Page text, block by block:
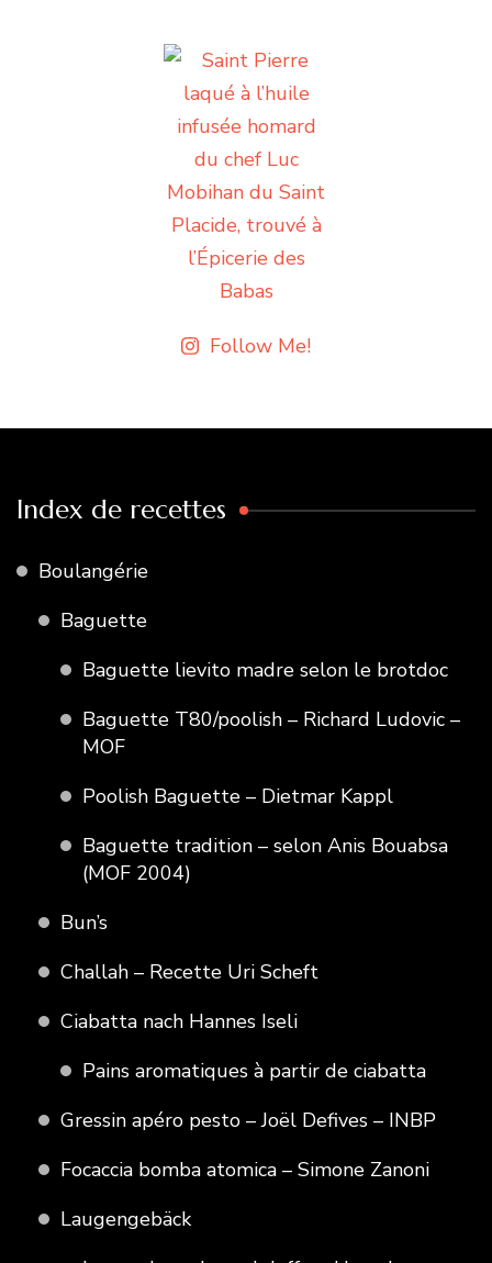
Follow Me!
Index de recettes
Boulangérie
Baguette
Baguette lievito madre selon le brotdoc
Baguette T80/poolish – Richard Ludovic –
MOF
Poolish Baguette – Dietmar Kappl
Baguette tradition – selon Anis Bouabsa
(MOF 2004)
Bun’s
Challah – Recette Uri Scheft
Ciabatta nach Hannes Iseli
Pains aromatiques à partir de ciabatta
Gressin apéro pesto – Joël Defives – INBP
Focaccia bomba atomica – Simone Zanoni
Laugengebäck